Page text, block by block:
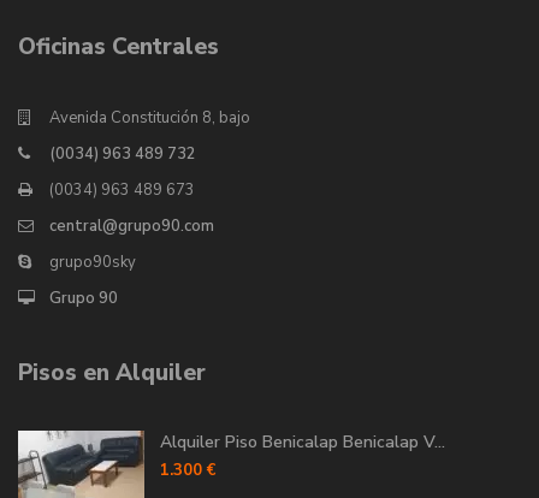
Oficinas Centrales
Avenida Constitución 8, bajo
(0034) 963 489 732
(0034) 963 489 673
central@grupo90.com
grupo90sky
Grupo 90
Pisos en Alquiler
Alquiler Piso Benicalap Benicalap V...
1.300 €